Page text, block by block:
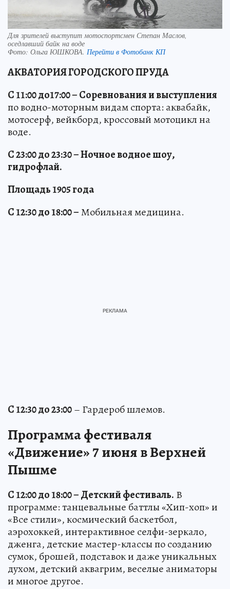
Для зрителей выступит мотоспортсмен Степан Маслов,
оседлавший байк на воде
Фото: Ольга ЮШКОВА. Перейти в Фотобанк КП
АКВАТОРИЯ ГОРОДСКОГО ПРУДА
С 11:00 до17:00 – Соревнования и выступления
по водно-моторным видам спорта: аквабайк,
мотосерф, вейкборд, кроссовый мотоцикл на
воде.
С 23:00 до 23:30 – Ночное водное шоу,
гидрофлай.
Площадь 1905 года
С 12:30 до 18:00 –Мобильная медицина.
С 12:30 до 23:00– Гардероб шлемов.
Программа фестиваля
«Движение» 7 июня в Верхней
Пышме
С 12:00 до 18:00 – Детский фестиваль. В
программе: танцевальные баттлы «Хип-хоп» и
«Все стили», космический баскетбол,
аэрохоккей, интерактивное селфи-зеркало,
дженга, детские мастер-классы по созданию
сумок, брошей, подставок и даже уникальных
духом, детский аквагрим, веселые аниматоры
и многое другое.